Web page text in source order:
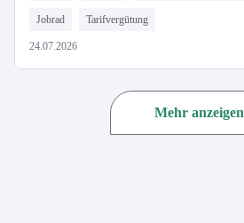
Jobrad Tarifvergütung
24.07.2026
Mehr anzeigen